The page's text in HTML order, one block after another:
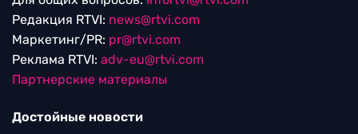
Редакция RTVI: news@rtvi.com
Маркетинг/PR: pr@rtvi.com
Реклама RTVI: adv-eu@rtvi.com
Партнерские материалы
Достойные новости